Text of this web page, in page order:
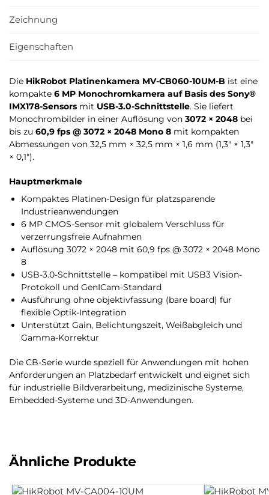
Zeichnung
Eigenschaften
Die HikRobot Platinenkamera MV-CB060-10UM-B ist eine
kompakte 6 MP Monochromkamera auf Basis des Sony®
IMX178-Sensors mit USB-3.0-Schnittstelle. Sie liefert
Monochrombilder in einer Auflösung von 3072 × 2048 bei
bis zu 60,9 fps @ 3072 × 2048 Mono 8 mit kompakten
Abmessungen von 32,5 mm × 32,5 mm × 1,6 mm (1,3″ × 1,3″
× 0,1″).
Hauptmerkmale
Kompaktes Platinen-Design für platzsparende
Industrieanwendungen
6 MP CMOS-Sensor mit globalem Verschluss für
verzerrungsfreie Aufnahmen
Auflösung 3072 × 2048 mit 60,9 fps @ 3072 × 2048 Mono
8
USB-3.0-Schnittstelle – kompatibel mit USB3 Vision-
Protokoll und GenICam-Standard
Ausführung ohne objektivfassung (bare board) für
flexible Optik-Integration
Unterstützt Gain, Belichtungszeit, Weißabgleich und
Gamma-Korrektur
Die CB-Serie wurde speziell für Anwendungen mit hohen
Anforderungen an Platzbedarf entwickelt und eignet sich
für industrielle Bildverarbeitung, medizinische Systeme,
Embedded-Systeme und 3D-Anwendungen.
Ähnliche Produkte